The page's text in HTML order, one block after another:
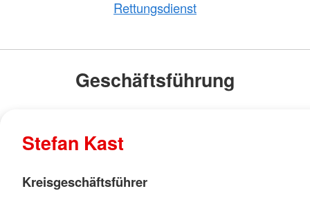
Rettungsdienst
Geschäftsführung
Stefan Kast
Kreisgeschäftsführer